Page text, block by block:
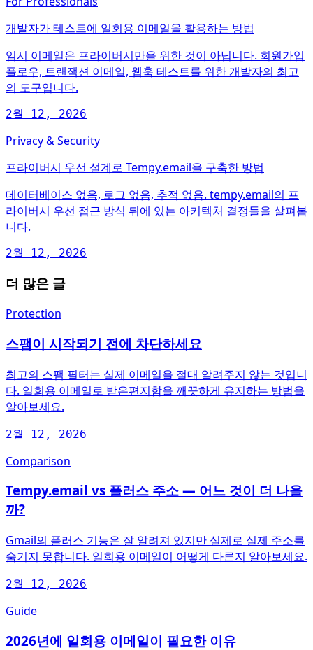
개발자가 테스트에 일회용 이메일을 활용하는 방법
임시 이메일은 프라이버시만을 위한 것이 아닙니다. 회원가입
플로우, 트랜잭션 이메일, 웹훅 테스트를 위한 개발자의 최고
의 도구입니다.
2월 12, 2026
Privacy & Security
프라이버시 우선 설계로 Tempy.email을 구축한 방법
데이터베이스 없음, 로그 없음, 추적 없음. tempy.email의 프
라이버시 우선 접근 방식 뒤에 있는 아키텍처 결정들을 살펴봅
니다.
2월 12, 2026
더 많은 글
Protection
스팸이 시작되기 전에 차단하세요
최고의 스팸 필터는 실제 이메일을 절대 알려주지 않는 것입니
다. 일회용 이메일로 받은편지함을 깨끗하게 유지하는 방법을
알아보세요.
2월 12, 2026
Comparison
Tempy.email vs 플러스 주소 — 어느 것이 더 나을
까?
Gmail의 플러스 기능은 잘 알려져 있지만 실제로 실제 주소를
숨기지 못합니다. 일회용 이메일이 어떻게 다른지 알아보세요.
2월 12, 2026
Guide
2026년에 일회용 이메일이 필요한 이유